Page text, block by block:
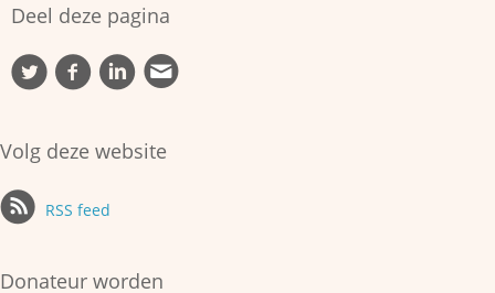
Deel deze pagina
Volg deze website
RSS feed
Donateur worden